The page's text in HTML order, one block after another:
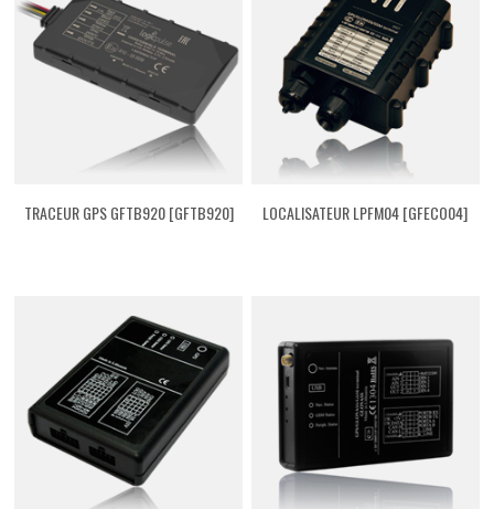
TRACEUR GPS GFTB920 [GFTB920] LOCALISATEUR LPFM04 [GFECO04]